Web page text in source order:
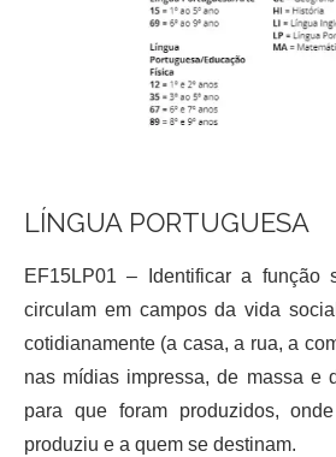
LÍNGUA PORTUGUESA
EF15LP01 – Identificar a função
circulam em campos da vida
cotidianamente (a casa, a rua, a
nas mídias impressa, de massa e
para que foram produzidos,
produziu e a quem se destinam.